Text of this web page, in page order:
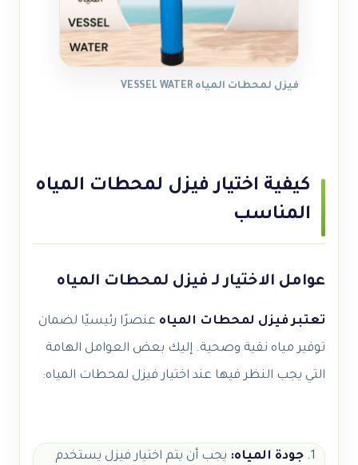
فيزل لمحطات المياه VESSEL WATER
كيفية اختيار فيزل لمحطات المياه
المناسب
عوامل الاختيار لـ فيزل لمحطات المياه
تعتبر فيزل لمحطات المياه عنصرًا رئيسيًا لضمان
توفير مياه نقية وصحية. إليك بعض العوامل الهامة
التي يجب النظر فيها عند اختيار فيزل لمحطات المياه:
جودة المياه: يجب أن يتم اختيار فيزل يستخدم